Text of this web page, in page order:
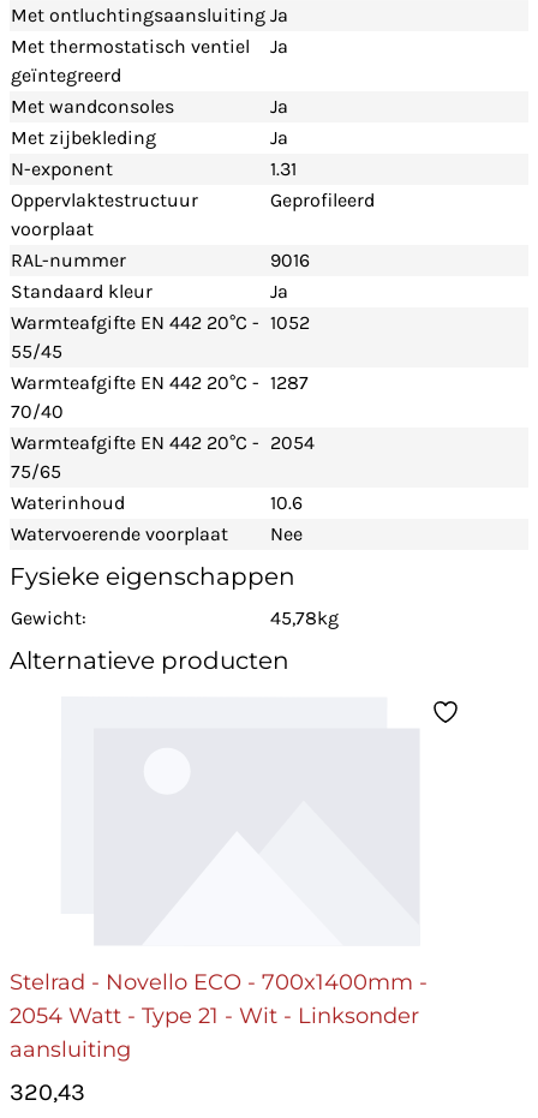
Met ontluchtingsaansluiting Ja
Met thermostatisch ventiel
geïntegreerd
Ja
Met wandconsoles
Ja
Met zijbekleding
Ja
N-exponent
1.31
Oppervlaktestructuur
voorplaat
Geprofileerd
RAL-nummer
9016
Standaard kleur
Ja
Warmteafgifte EN 442 20°C -
55/45
1052
Warmteafgifte EN 442 20°C -
70/40
1287
Warmteafgifte EN 442 20°C -
75/65
2054
Waterinhoud
10.6
Watervoerende voorplaat
Nee
Fysieke eigenschappen
Gewicht: 45,78kg
Alternatieve producten
Stelrad - Novello ECO - 700x1400mm -
2054 Watt - Type 21 - Wit - Linksonder
aansluiting
320,43